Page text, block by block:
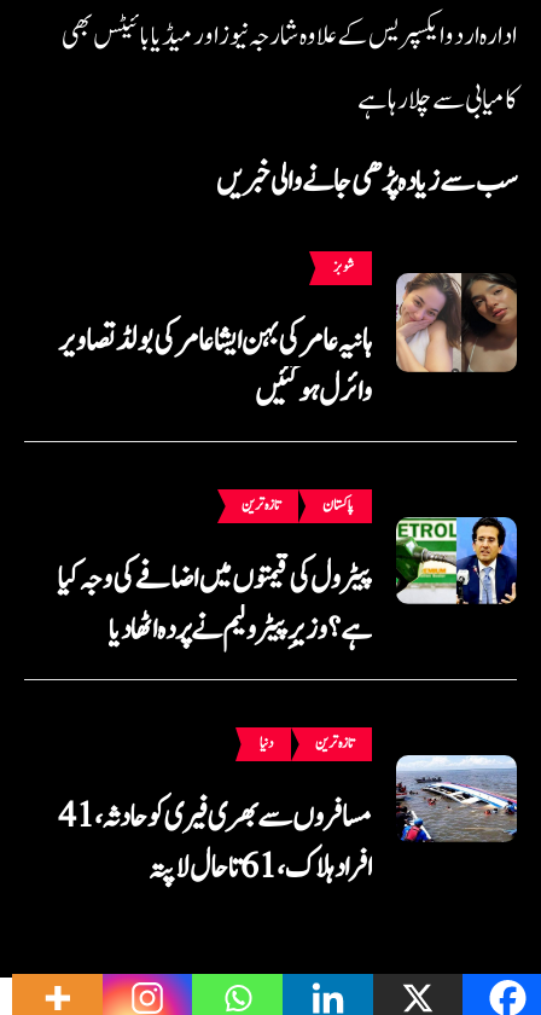
ادارہ اردو ایکسپریس کے علاوہ شارجہ نیوز اور میڈیا بائیٹس بھی
کامیابی سے چلا رہا ہے
سب سے زیادہ پڑھی جانے والی خبریں
شوبز
ہانیہ عامر کی بہن ایشا عامر کی بولڈ تصاویر
وائرل ہو گئیں
پاکستان تازہ ترین
پیٹرول کی قیمتوں میں اضافے کی وجہ کیا
ہے؟ وزیرِ پیٹرولیم نے پردہ اٹھا دیا
تازہ ترین دنیا
مسافروں سے بھری فیری کو حادثہ، 41
افراد ہلاک، 61 تاحال لاپتہ